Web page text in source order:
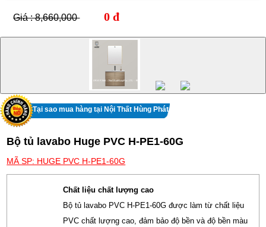
Giá : 8,660,000 0 đ
Tại sao mua hàng tại Nội Thất Hùng Phát
Bộ tủ lavabo Huge PVC H-PE1-60G
MÃ SP: HUGE PVC H-PE1-60G
Chất liệu chất lượng cao
Bộ tủ lavabo PVC H-PE1-60G được làm từ chất liệu
PVC chất lượng cao, đảm bảo độ bền và độ bền màu